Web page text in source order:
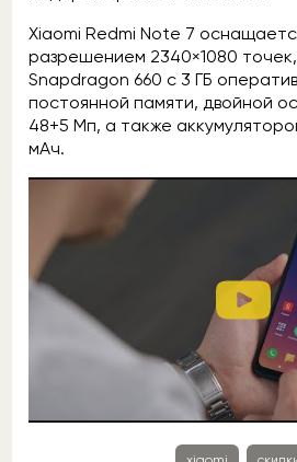
Xiaomi Redmi Note 7
разрешением 2340×1080
Snapdragon 660 с 3 ГБ
постоянной памяти, двойной
48+5 Мп, а также
мАч.